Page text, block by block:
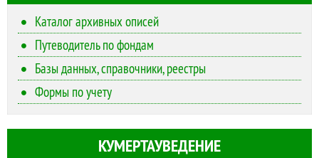
Каталог архивных описей
Путеводитель по фондам
Базы данных, справочники, реестры
Формы по учету
КУМЕРТАУВЕДЕНИЕ